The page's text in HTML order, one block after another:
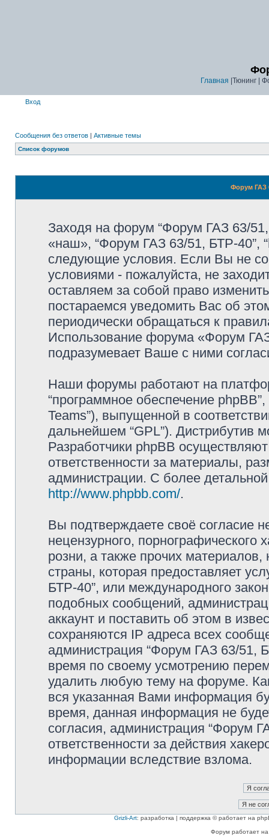
Главная |Тюнинг |
Вход
Сообщения без ответов | Активные темы
Список форумов
Форум ГАЗ
Заходя на форум “Форум ГАЗ 63/
«наш», “Форум ГАЗ 63/51, БТР-40”,
следующие условия. Если Вы не
условиями - пожалуйста, не
оставляем за собой право
постараемся уведомить Вас об
периодически обращаться к
Использование форума «Форум
подразумевает Ваше с ними
Наши форумы работают на
“программное обеспечение
Teams”), выпущенной в
дальнейшем “GPL”). Дистрибутив
Разработчики phpBB
ответственности за материалы,
администрации. С более
http://www.phpbb.com/.
Вы подтверждаете своё согласие
нецензурного, порнографического
розни, а также прочих
страны, которая предоставляет
БТР-40”, или международного
подобных сообщений,
аккаунт и поставить об этом в
сохраняются IP адреса всех
администрация “Форум ГАЗ 63/51,
время по своему усмотрению
удалить любую тему на форуме.
вся указанная Вами информация
время, данная информация не
согласия, администрация “Форум
ответственности за действия
информации вследствие взлома.
Grizli-Art: разработка | поддержка © работает на
Форум работает